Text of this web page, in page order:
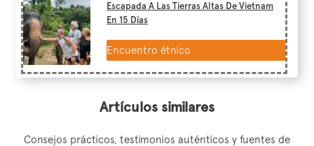
Escapada A Las Tierras Altas De Vietnam
En 15 Días
Encuentro étnico
Artículos similares
Consejos prácticos, testimonios auténticos y fuentes de